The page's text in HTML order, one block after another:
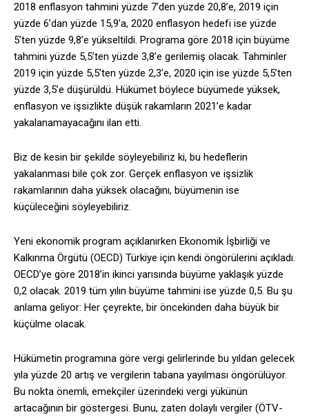
2018 enflasyon tahmini yüzde 7’den yüzde 20,8’e, 2019 için
yüzde 6’dan yüzde 15,9’a, 2020 enflasyon hedefi ise yüzde
5’ten yüzde 9,8’e yükseltildi. Programa göre 2018 için büyüme
tahmini yüzde 5,5’ten yüzde 3,8’e gerilemiş olacak. Tahminler
2019 için yüzde 5,5’ten yüzde 2,3’e, 2020 için ise yüzde 5,5’ten
yüzde 3,5’e düşürüldü. Hükümet böylece büyümede yüksek,
enflasyon ve işsizlikte düşük rakamların 2021’e kadar
yakalanamayacağını ilan etti.
Biz de kesin bir şekilde söyleyebiliriz ki, bu hedeflerin
yakalanması bile çok zor. Gerçek enflasyon ve işsizlik
rakamlarının daha yüksek olacağını, büyümenin ise
küçüleceğini söyleyebiliriz.
Yeni ekonomik program açıklanırken Ekonomik İşbirliği ve
Kalkınma Örgütü (OECD) Türkiye için kendi öngörülerini açıkladı.
OECD’ye göre 2018’in ikinci yarısında büyüme yaklaşık yüzde
0,2 olacak. 2019 tüm yılın büyüme tahmini ise yüzde 0,5. Bu şu
anlama geliyor: Her çeyrekte, bir öncekinden daha büyük bir
küçülme olacak.
Hükümetin programına göre vergi gelirlerinde bu yıldan gelecek
yıla yüzde 20 artış ve vergilerin tabana yayılması öngörülüyor.
Bu nokta önemli, emekçiler üzerindeki vergi yükünün
artacağının bir göstergesi. Bunu, zaten dolaylı vergiler (ÖTV-